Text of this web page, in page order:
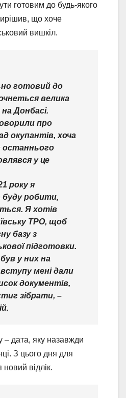
готовим до будь-якого
що хоче
вишкіл.
готовий до
велика
Донбасі.
про
окупантів, хоча
останнього
у це
року я
робити,
Я хотів
ТРО, щоб
базу з
підготовки.
був у них на
вступу мені дали
документів,
зібрати, –
– дата, яку назавжди
З цього дня для
відлік.